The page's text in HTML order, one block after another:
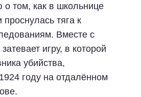
о том, как в школьнице
тяга к
Вместе с
игру, в которой
убийства,
году на отдалённом